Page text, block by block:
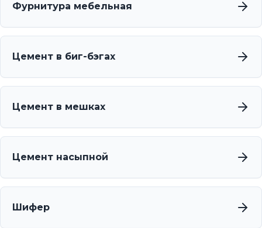
Фурнитура мебельная
Цемент в биг-бэгах
Цемент в мешках
Цемент насыпной
Шифер